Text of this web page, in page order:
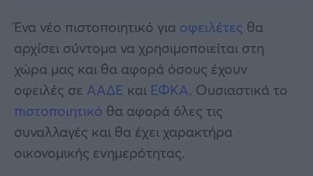
Ένα νέο πιστοποιητικό για οφειλέτες θα
αρχίσει σύντομα να χρησιμοποιείται στη
χώρα μας και θα αφορά όσους έχουν
οφειλές σε ΑΑΔΕ και ΕΦΚΑ. Ουσιαστικά το
πιστοποιητικό θα αφορά όλες τις
συναλλαγές και θα έχει χαρακτήρα
οικονομικής ενημερότητας.